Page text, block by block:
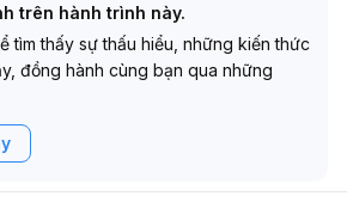
trên hành trình này.
tìm thấy sự thấu hiểu, những kiến thức
đồng hành cùng bạn qua những